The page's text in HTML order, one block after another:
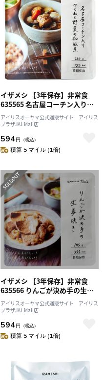
イザメシ 【3年保存】非常食
635565 名古屋コーチン入りつ
くねと野菜の和風煮
アイリスオーヤマ公式通販サイト アイリス
プラザJAL Mall店
594円 （税込）
積算 5 マイル (1倍)
イザメシ 【3年保存】非常食
635566 りんごが決め手の生姜
焼き
アイリスオーヤマ公式通販サイト アイリス
プラザJAL Mall店
594円 （税込）
積算 5 マイル (1倍)